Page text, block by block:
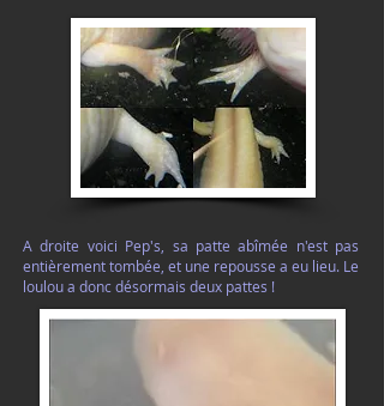
A droite voici Pep's, sa patte abîmée n'est pas
entièrement tombée, et une repousse a eu lieu. Le
loulou a donc désormais deux pattes !